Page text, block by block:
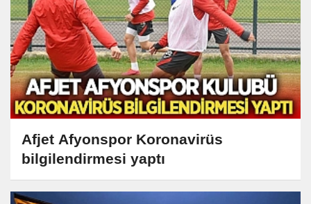
Afjet Afyonspor Koronavirüs
bilgilendirmesi yaptı